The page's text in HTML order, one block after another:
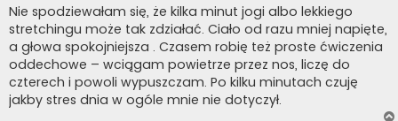
s
t
Nie spodziewałam się, że kilka minut jogi albo lekkiego
stretchingu może tak zdziałać. Ciało od razu mniej napięte,
a głowa spokojniejsza . Czasem robię też proste ćwiczenia
oddechowe – wciągam powietrze przez nos, liczę do
czterech i powoli wypuszczam. Po kilku minutach czuję
jakby stres dnia w ogóle mnie nie dotyczył.